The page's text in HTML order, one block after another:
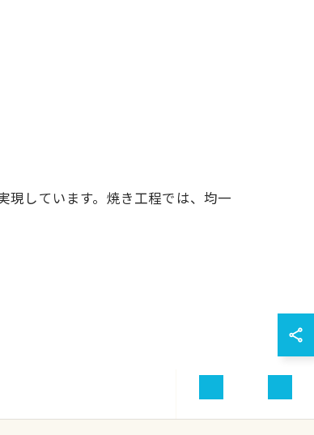
しています。焼き工程では、均一